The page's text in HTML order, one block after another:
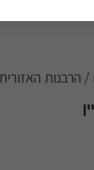
הרבנות